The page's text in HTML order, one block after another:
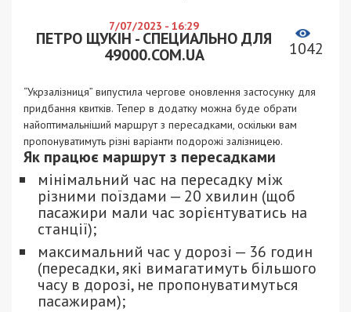
7/07/2023 - 16:29
ПЕТРО ЩУКІН - СПЕЦИАЛЬНО ДЛЯ
49000.COM.UA
1042
“Укрзалізниця” випустила чергове оновлення застосунку для
придбання квитків. Тепер в додатку можна буде обрати
найоптимальніший маршрут з пересадками, оскільки вам
пропонуватимуть різні варіанти подорожі залізницею.
Як працює маршрут з пересадками
мінімальний час на пересадку між
різними поїздами — 20 хвилин (щоб
пасажири мали час зорієнтуватись на
станції);
максимальний час у дорозі — 36 годин
(пересадки, які вимагатимуть більшого
часу в дорозі, не пропонуватимуться
пасажирам);